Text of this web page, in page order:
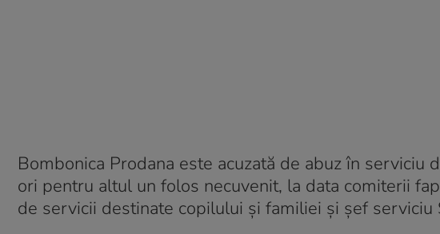
Bombonica Prodana este acuzată de abuz în
ori pentru altul un folos necuvenit, la data comiterii
de servicii destinate copilului şi familiei şi şef serviciu